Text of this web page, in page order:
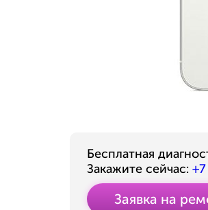
Бесплатная
Закажите сейчас:
Заявка на